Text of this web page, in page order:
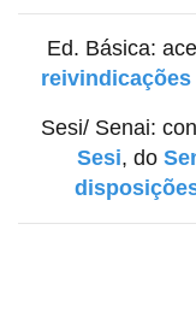
Ed. Básica:
reivindicações
Sesi/ Senai:
Sesi, do